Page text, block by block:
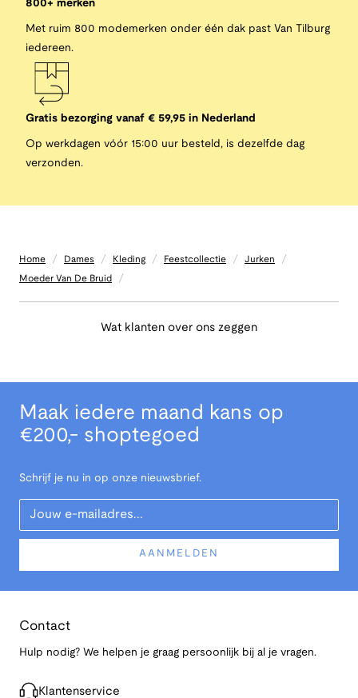
800+ merken
Met ruim 800 modemerken onder één dak past Van Tilburg
iedereen.
Gratis bezorging vanaf € 59,95 in Nederland
Op werkdagen vóór 15:00 uur besteld, is dezelfde dag
verzonden.
Home / Dames / Kleding / Feestcollectie / Jurken /
Moeder Van De Bruid /
Wat klanten over ons zeggen
Maak iedere maand kans op
€200,- shoptegoed
Schrijf je nu in op onze nieuwsbrief.
Your Email
AANMELDEN
Contact
Hulp nodig? We helpen je graag persoonlijk bij al je vragen.
Klantenservice